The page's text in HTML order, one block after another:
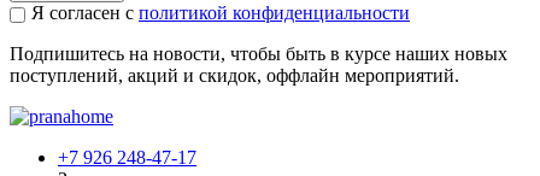
Я согласен с политикой конфиденциальности
Подпишитесь на новости, чтобы быть в курсе наших новых
поступлений, акций и скидок, оффлайн мероприятий.
+7 926 248-47-17